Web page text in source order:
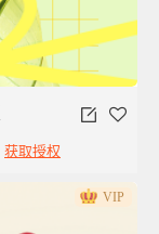
获取授权
VIP